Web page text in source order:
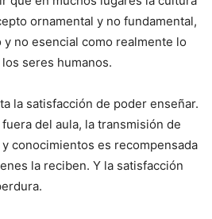
ornamental y no fundamental,
no esencial como realmente lo
seres humanos.
la satisfacción de poder enseñar.
del aula, la transmisión de
conocimientos es recompensada
la reciben. Y la satisfacción